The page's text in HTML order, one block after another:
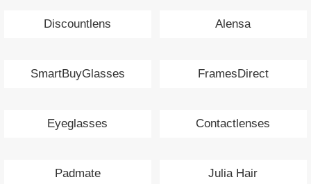
Discountlens Alensa
SmartBuyGlasses FramesDirect
Eyeglasses Contactlenses
Padmate Julia Hair